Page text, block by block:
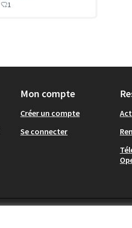
1
Mon compte
Créer un compte
Se connecter